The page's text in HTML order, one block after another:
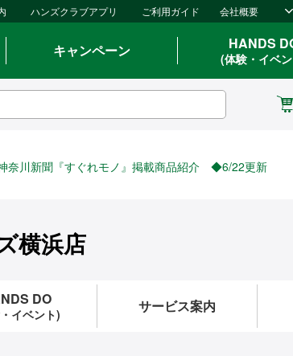
ハンズクラブアプリ ご利用ガイド 会社概要
キャンペーン HANDS
(体験・イベ
神奈川新聞『すぐれモノ』掲載商品紹介 ◆6/22更新
横浜店
DO
イベント) サービス案内